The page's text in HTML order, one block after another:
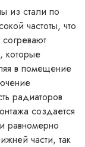
из стали по
частоты, что
которые
в помещение
радиаторов
создается
равномерно
части, так